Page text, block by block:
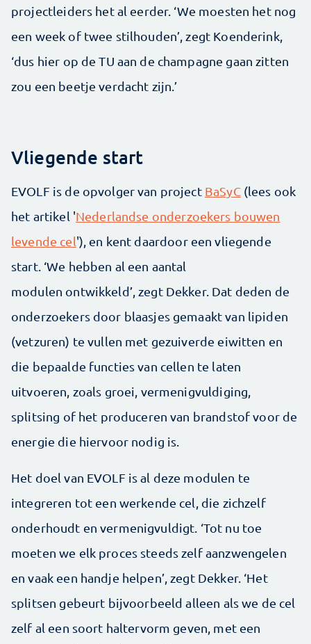
projectleiders het al eerder. ‘We moesten het nog
een week of twee stilhouden’, zegt Koenderink,
‘dus hier op de TU aan de champagne gaan zitten
zou een beetje verdacht zijn.’
Vliegende start
EVOLF is de opvolger van project BaSyC(lees ook
het artikel 'Nederlandse onderzoekers bouwen
levende cel'), en kent daardoor een vliegende
start. ‘We hebben al een aantal
modulen ontwikkeld’, zegt Dekker. Dat deden de
onderzoekers door blaasjes gemaakt van lipiden
(vetzuren) te vullen met gezuiverde eiwitten en
die bepaalde functies van cellen te laten
uitvoeren, zoals groei, vermenigvuldiging,
splitsing of het produceren van brandstof voor de
energie die hiervoor nodig is.
Het doel van EVOLF is al deze modulen te
integreren tot een werkende cel, die zichzelf
onderhoudt en vermenigvuldigt. ‘Tot nu toe
moeten we elk proces steeds zelf aanzwengelen
en vaak een handje helpen’, zegt Dekker. ‘Het
splitsen gebeurt bijvoorbeeld alleen als we de cel
zelf al een soort haltervorm geven, met een